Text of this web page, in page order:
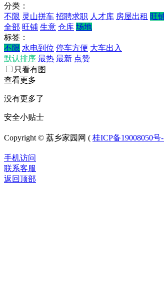
分类：
不限 灵山拼车 招聘求职 人才库 房屋出租 旺
全部 旺铺 生意 仓库 场地
标签：
不限 水电到位 停车方便 大车出入
默认排序 最热 最新 点赞
只看有图
查看更多
没有更多了
安全小贴士
Copyright © 荔乡家园网 ( 桂ICP备19008050号-
手机访问
联系客服
返回顶部